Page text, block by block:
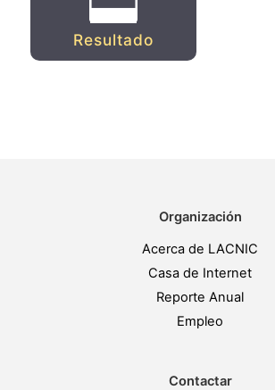
Resultado
Organización
Acerca de LACNIC
Casa de Internet
Reporte Anual
Empleo
Contactar